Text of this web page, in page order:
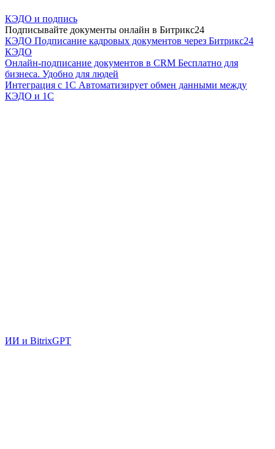
КЭДО и подпись
Подписывайте документы онлайн в Битрикс24
КЭДО Подписание кадровых документов через Битрикс24
КЭДО
Онлайн-подписание документов в CRM Бесплатно для
бизнеса. Удобно для людей
Интеграция с 1С Автоматизирует обмен данными между
КЭДО и 1С
ИИ и BitrixGPT